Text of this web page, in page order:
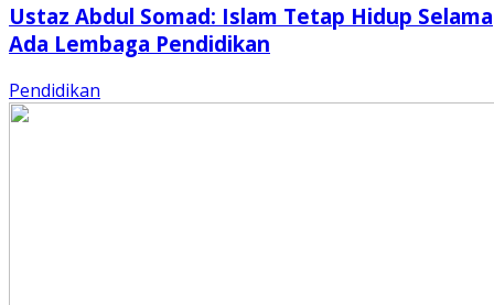
Ustaz Abdul Somad: Islam Tetap Hidup Selama
Ada Lembaga Pendidikan
Pendidikan